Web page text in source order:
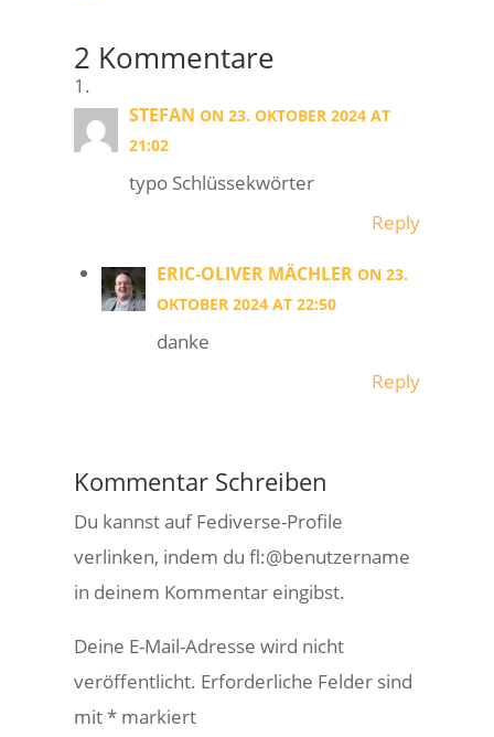
2 Kommentare
STEFAN ON 23. OKTOBER 2024 AT
21:02
typo Schlüssekwörter
Reply
ERIC-OLIVER MÄCHLER ON 23.
OKTOBER 2024 AT 22:50
danke
Reply
Kommentar Schreiben
Du kannst auf Fediverse-Profile
verlinken, indem du fl:@benutzername
in deinem Kommentar eingibst.
Deine E-Mail-Adresse wird nicht
veröffentlicht. Erforderliche Felder sind
mit* markiert